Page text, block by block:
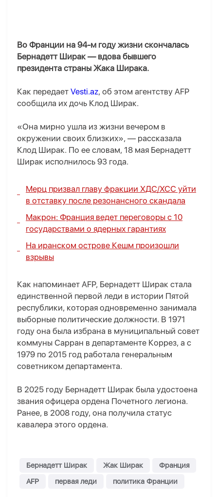
Во Франции на 94-м году жизни скончалась
Бернадетт Ширак — вдова бывшего
президента страны Жака Ширака.
Как передает Vesti.az, об этом агентству AFP
сообщила их дочь Клод Ширак.
«Она мирно ушла из жизни вечером в
окружении своих близких», — рассказала
Клод Ширак. По ее словам, 18 мая Бернадетт
Ширак исполнилось 93 года.
Мерц призвал главу фракции ХДС/ХСС уйти
в отставку после резонансного скандала
Макрон: Франция ведет переговоры с 10
государствами о ядерных гарантиях
На иранском острове Кешм произошли
взрывы
Как напоминает AFP, Бернадетт Ширак стала
единственной первой леди в истории Пятой
республики, которая одновременно занимала
выборные политические должности. В 1971
году она была избрана в муниципальный совет
коммуны Сарран в департаменте Коррез, а с
1979 по 2015 год работала генеральным
советником департамента.
В 2025 году Бернадетт Ширак была удостоена
звания офицера ордена Почетного легиона.
Ранее, в 2008 году, она получила статус
кавалера этого ордена.
Бернадетт Ширак Жак Ширак
Франция
AFP
первая леди политика Франции